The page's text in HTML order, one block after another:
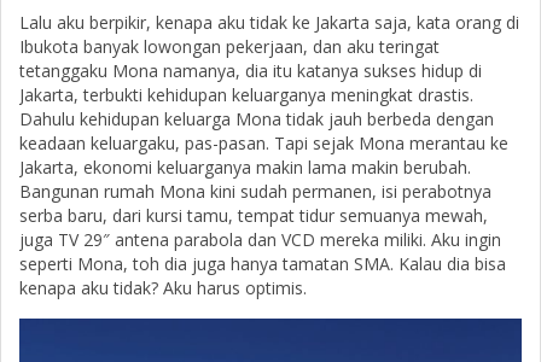
Lalu aku berpikir, kenapa aku tidak ke Jakarta saja, kata orang di
Ibukota banyak lowongan pekerjaan, dan aku teringat
tetanggaku Mona namanya, dia itu katanya sukses hidup di
Jakarta, terbukti kehidupan keluarganya meningkat drastis.
Dahulu kehidupan keluarga Mona tidak jauh berbeda dengan
keadaan keluargaku, pas-pasan. Tapi sejak Mona merantau ke
Jakarta, ekonomi keluarganya makin lama makin berubah.
Bangunan rumah Mona kini sudah permanen, isi perabotnya
serba baru, dari kursi tamu, tempat tidur semuanya mewah,
juga TV 29″ antena parabola dan VCD mereka miliki. Aku ingin
seperti Mona, toh dia juga hanya tamatan SMA. Kalau dia bisa
kenapa aku tidak? Aku harus optimis.